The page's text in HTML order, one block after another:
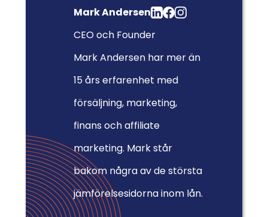
Mark Andersen
CEO och Founder
Mark Andersen har mer än
15 års erfarenhet med
försäljning, marketing,
finans och affiliate
marketing. Mark står
bakom några av de största
jämförelsesidorna inom lån.